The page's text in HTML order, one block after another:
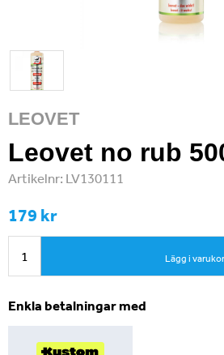
LEOVET
Leovet no rub
Artikelnr: LV130111
179 kr
Lägg i
Enkla betalningar med